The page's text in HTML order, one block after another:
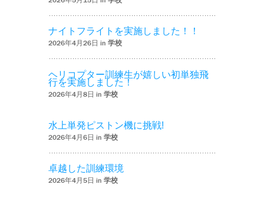
ナイトフライトを実施しました！！
2026年4月26日 in 学校
ヘリコプター訓練生が嬉しい初単独飛
行を実施しました！
2026年4月8日 in 学校
水上単発ピストン機に挑戦!
2026年4月6日 in 学校
卓越した訓練環境
2026年4月5日 in 学校